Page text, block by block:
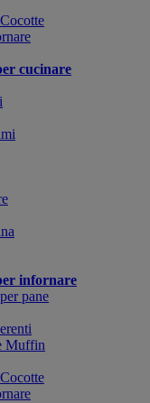
cucinare
infornare
pane
Muffin